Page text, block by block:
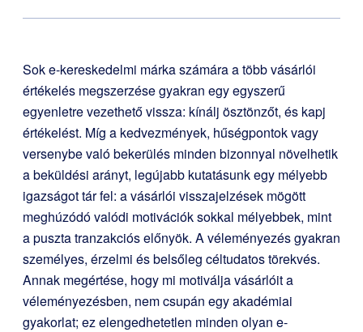
Sok e-kereskedelmi márka számára a több vásárlói
értékelés megszerzése gyakran egy egyszerű
egyenletre vezethető vissza: kínálj ösztönzőt, és kapj
értékelést. Míg a kedvezmények, hűségpontok vagy
versenybe való bekerülés minden bizonnyal növelhetik
a beküldési arányt, legújabb kutatásunk egy mélyebb
igazságot tár fel: a vásárlói visszajelzések mögött
meghúzódó valódi motivációk sokkal mélyebbek, mint
a puszta tranzakciós előnyök. A véleményezés gyakran
személyes, érzelmi és belsőleg céltudatos törekvés.
Annak megértése, hogy mi motiválja vásárlóit a
véleményezésben, nem csupán egy akadémiai
gyakorlat; ez elengedhetetlen minden olyan e-